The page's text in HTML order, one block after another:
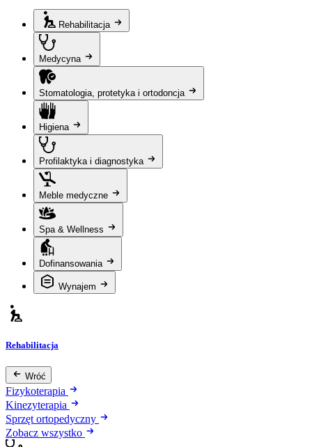
Rehabilitacja
Medycyna
Stomatologia, protetyka i ortodoncja
Higiena
Profilaktyka i diagnostyka
Meble medyczne
Spa & Wellness
Dofinansowania
Wynajem
Rehabilitacja
Wróć
Fizykoterapia
Kinezyterapia
Sprzęt ortopedyczny
Zobacz wszystko